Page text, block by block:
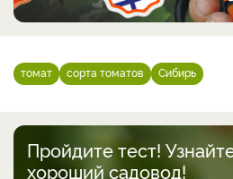
томат сорта томатов Сибирь
Пройдите тест!
хороший садовод!